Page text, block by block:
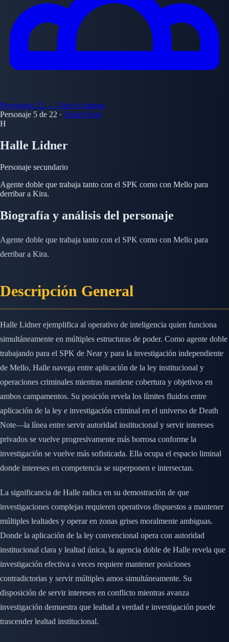
Personajes 22 ← Todo el manga
Personaje 5 de 22 · Death Note
H
Halle Lidner
Personaje secundario
Agente doble que trabaja tanto con el SPK como con Mello para
derribar a Kira.
Biografía y análisis del personaje
Agente doble que trabaja tanto con el SPK como con Mello para
derribar a Kira.
Descripción General
Halle Lidner ejemplifica al operativo de inteligencia quien funciona
simultáneamente en múltiples estructuras de poder. Como agente doble
trabajando para el SPK de Near y para la investigación independiente
de Mello, Halle navega entre aplicación de la ley institucional y
operaciones criminales mientras mantiene cobertura y objetivos en
ambos campamentos. Su posición revela los límites fluidos entre
aplicación de la ley e investigación criminal en el universo de Death
Note—la línea entre servir autoridad institucional y servir intereses
privados se vuelve progresivamente más borrosa conforme la
investigación se vuelve más sofisticada. Ella ocupa el espacio liminal
donde intereses en competencia se superponen e intersectan.
La significancia de Halle radica en su demostración de que
investigaciones complejas requieren operativos dispuestos a mantener
múltiples lealtades y operar en zonas grises moralmente ambiguas.
Donde la aplicación de la ley convencional opera con autoridad
institucional clara y lealtad única, la agencia doble de Halle revela que
investigación efectiva a veces requiere mantener posiciones
contradictorias y servir múltiples amos simultáneamente. Su
disposición de servir intereses en conflicto mientras avanza
investigación demuestra que lealtad a verdad e investigación puede
trascender lealtad institucional.